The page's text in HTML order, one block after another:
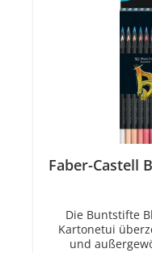
Faber-Castell
Die Buntstifte
Kartonetui
und